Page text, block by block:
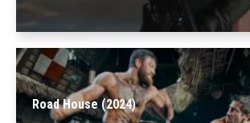
Road House (2024)